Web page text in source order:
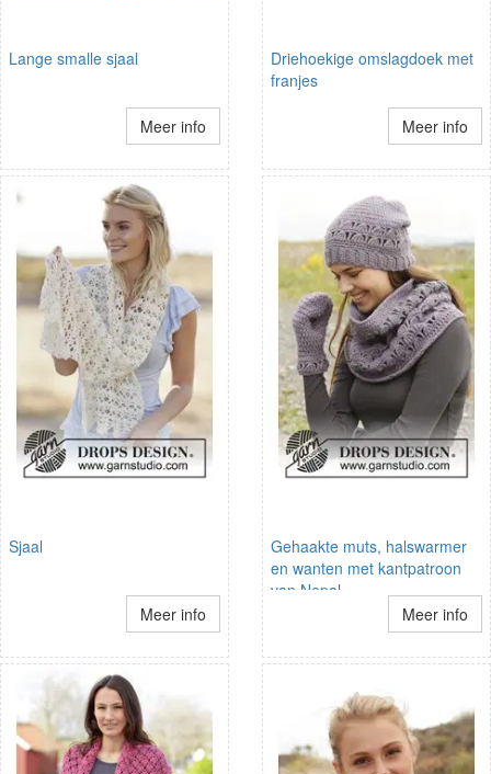
Lange smalle sjaal
Meer info
Driehoekige omslagdoek met
franjes
Meer info
Sjaal
Meer info
Gehaakte muts, halswarmer
en wanten met kantpatroon
van Nepal
Meer info